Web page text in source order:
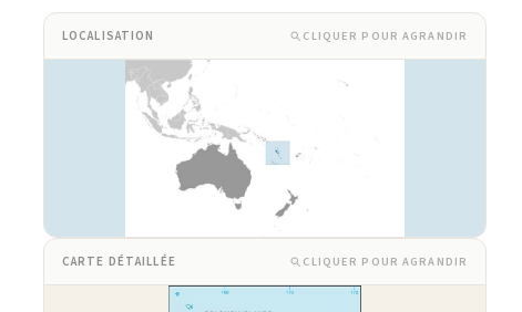
LOCALISATION CLIQUER POUR AGRANDIR
CARTE DÉTAILLÉE CLIQUER POUR AGRANDIR